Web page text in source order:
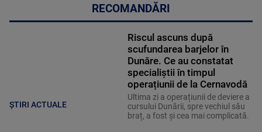
RECOMANDĂRI
ȘTIRI ACTUALE
Riscul ascuns după
scufundarea barjelor în
Dunăre. Ce au constatat
specialiștii în timpul
operațiunii de la Cernavodă
Ultima zi a operațiunii de deviere a
cursului Dunării, spre vechiul său
braț, a fost și cea mai complicată.